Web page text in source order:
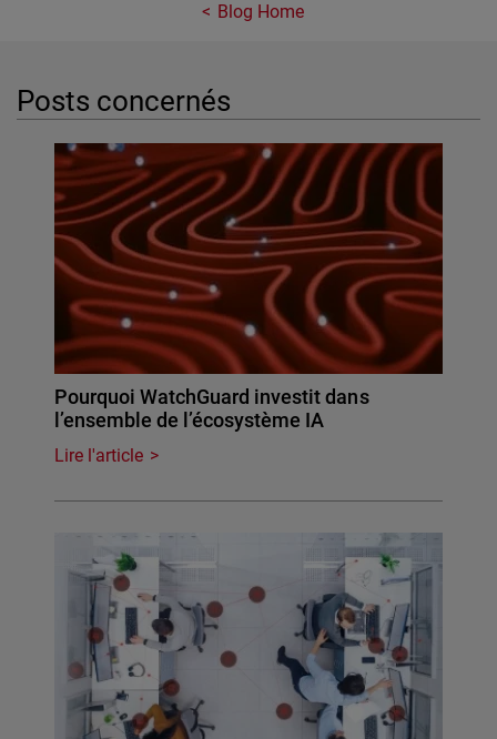
Blog Home
Posts concernés
Pourquoi WatchGuard investit dans
l’ensemble de l’écosystème IA
Lire l'article